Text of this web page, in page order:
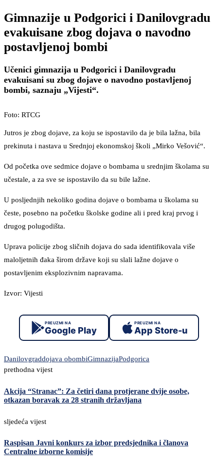
Gimnazije u Podgorici i Danilovgradu
evakuisane zbog dojava o navodno
postavljenoj bombi
Učenici gimnazija u Podgorici i Danilovgradu
evakuisani su zbog dojave o navodno postavljenoj
bombi, saznaju „Vijesti“.
Foto: RTCG
Jutros je zbog dojave, za koju se ispostavilo da je bila lažna, bila
prekinuta i nastava u Srednjoj ekonomskoj školi „Mirko Vešović“.
Od početka ove sedmice dojave o bombama u srednjim školama su
učestale, a za sve se ispostavilo da su bile lažne.
U posljednjih nekoliko godina dojave o bombama u školama su
česte, posebno na početku školske godine ali i pred kraj prvog i
drugog polugodišta.
Uprava policije zbog sličnih dojava do sada identifikovala više
maloljetnih đaka širom države koji su slali lažne dojave o
postavljenim eksplozivnim napravama.
Izvor: Vijesti
PREUZMI NA
Google Play
PREUZMI NA
App Store-u
Danilovgraddojava obombiGimnazijaPodgorica
prethodna vijest
Akcija “Stranac”: Za četiri dana protjerane dvije osobe,
otkazan boravak za 28 stranih državljana
sljedeća vijest
Raspisan Javni konkurs za izbor predsjednika i članova
Centralne izborne komisije